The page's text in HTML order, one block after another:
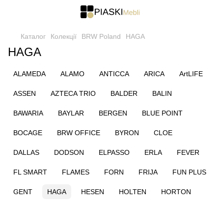
Каталог Колекції BRW Poland HAGA
HAGA
ALAMEDA ALAMO ANTICCA ARICA ArtLIFE
ASSEN AZTECA TRIO BALDER BALIN
BAWARIA BAYLAR BERGEN BLUE POINT
BOCAGE BRW OFFICE BYRON CLOE
DALLAS DODSON ELPASSO ERLA FEVER
FL SMART FLAMES FORN FRIJA FUN PLUS
GENT HAGA HESEN HOLTEN HORTON